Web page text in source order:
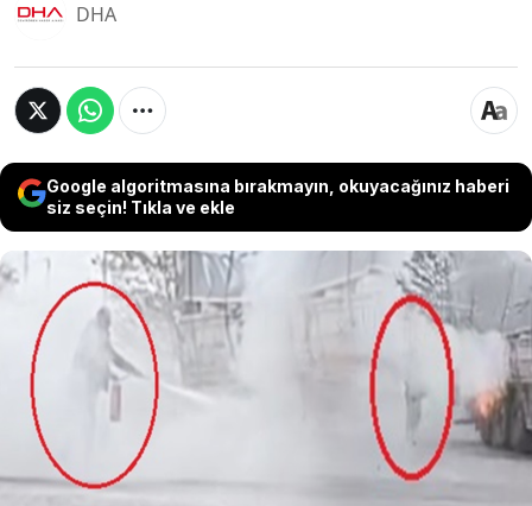
DHA
Google algoritmasına bırakmayın, okuyacağınız haberi
siz seçin! Tıkla ve ekle
Kayseri-Niğde kara yolundaki bir akaryakıt
istasyonuna giren patates yüklü TIR'ın
dorsesinin lastiği patladı. Tehlikeli anlar yaşandı.
Alev alan lastiği gören istasyondaki pompacı,
yangın söndürme tüpüyle müdahale etti. O
anlar cep telefonu kamerasıyla kaydedildi.